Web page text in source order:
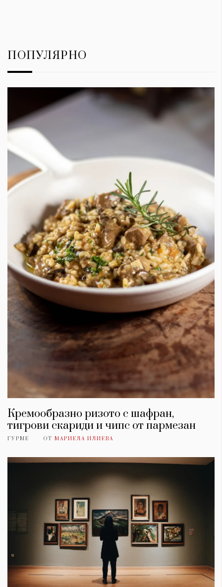
ПОПУЛЯРНО
Кремообразно ризото с шафран,
тигрови скариди и чипс от пармезан
ГУРМЕ ОТ МАРИЕЛА ИЛИЕВА